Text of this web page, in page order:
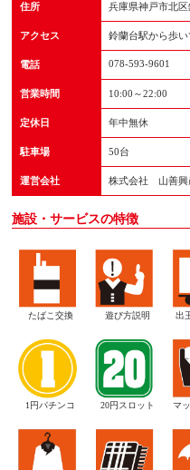
住所 兵庫県神戸市北
アクセス 鈴蘭台駅から歩
電話 078-593-9601
営業時間 10:00～22:00
定休日 年中無休
駐車場 50台
運営会社 株式会社 山善興
施設・サービスの特徴
たばこ交換 遊び方説明 出
1円パチンコ 20円スロット
マ